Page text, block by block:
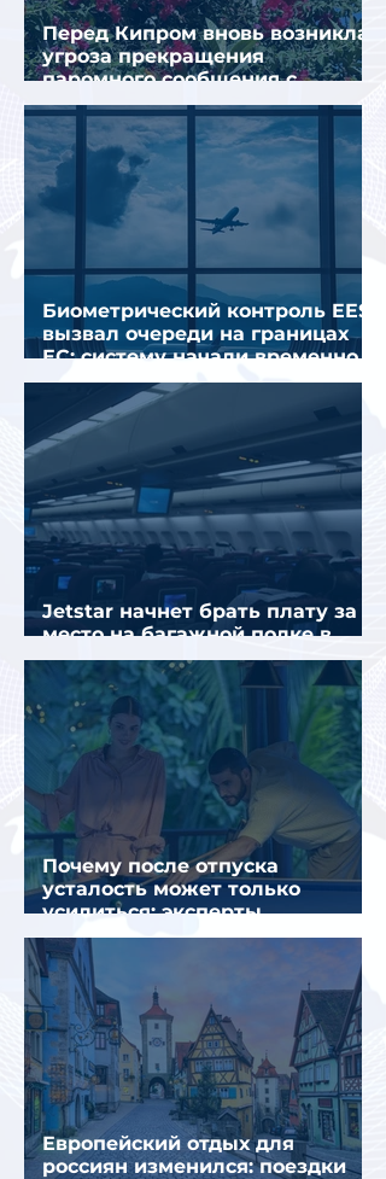
Перед Кипром вновь возникла
угроза прекращения
паромного сообщения с
Грецией
Биометрический контроль EES
вызвал очереди на границах
ЕС: систему начали временно
отключать
Jetstar начнет брать плату за
место на багажной полке в
салоне самолета
Почему после отпуска
усталость может только
усилиться: эксперты
объяснили причины
Европейский отдых для
россиян изменился: поездки